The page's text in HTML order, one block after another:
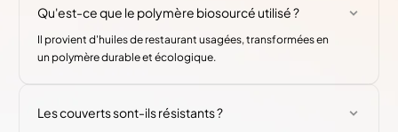
Qu'est-ce que le polymère biosourcé utilisé ?
Il provient d'huiles de restaurant usagées, transformées en
un polymère durable et écologique.
Les couverts sont-ils résistants ?